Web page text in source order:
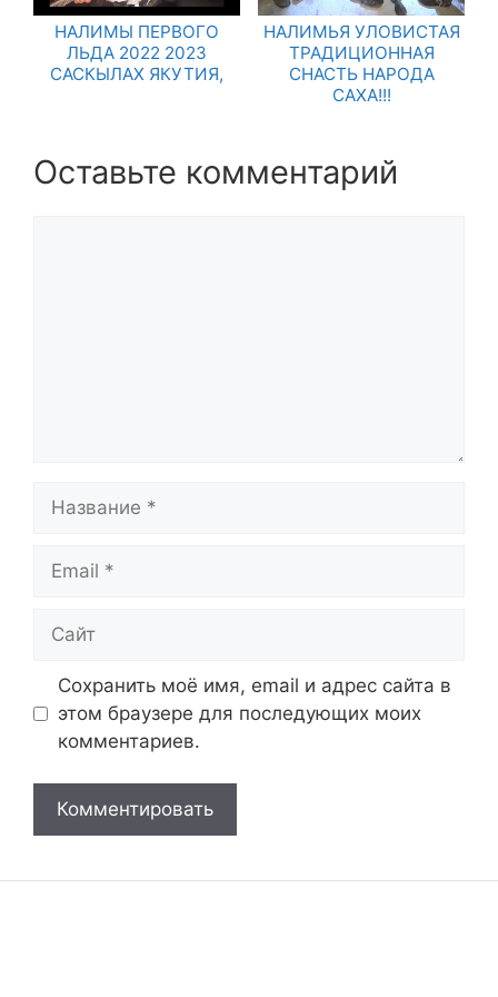
НАЛИМЫ ПЕРВОГО
ЛЬДА 2022 2023
САСКЫЛАХ ЯКУТИЯ,
НАЛИМЬЯ УЛОВИСТАЯ
ТРАДИЦИОННАЯ
СНАСТЬ НАРОДА
САХА!!!
Оставьте комментарий
Сохранить моё имя, email и адрес сайта в
этом браузере для последующих моих
комментариев.